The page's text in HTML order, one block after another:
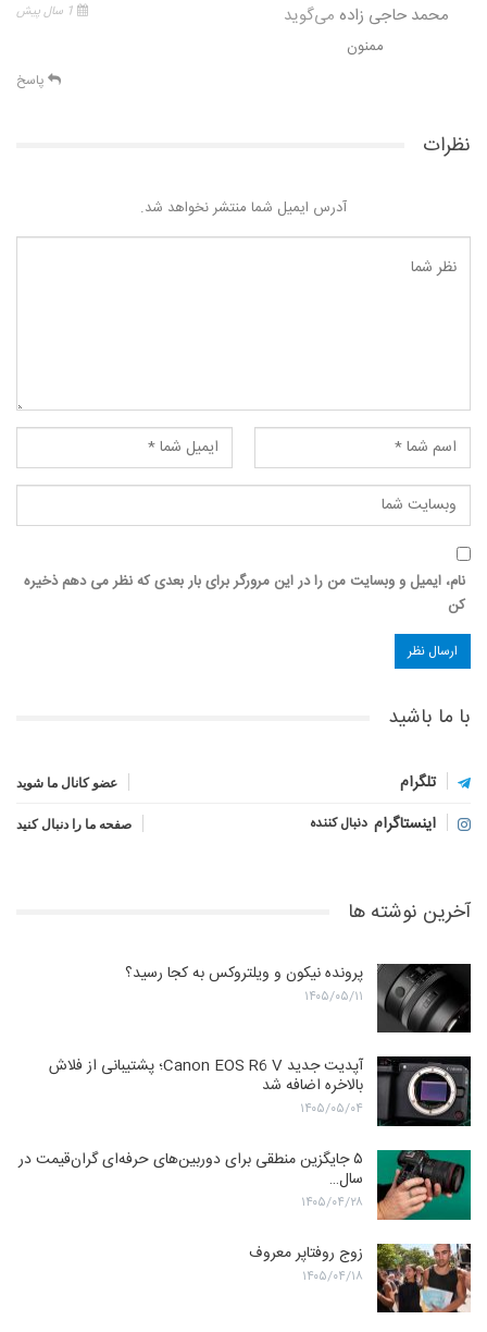
محمد حاجی زاده می‌گوید
ممنون
پاسخ
نظرات
آدرس ایمیل شما منتشر نخواهد شد.
نام، ایمیل و وبسایت من را در این مرورگر برای بار بعدی که نظر می دهم ذخیره
کن
با ما باشید
تلگرام عضو کانال ما شوید
اینستاگرام دنبال کننده صفحه ما را دنبال کنید
آخرین نوشته ها
پرونده نیکون و ویلتروکس به کجا رسید؟
۱۴۰۵/۰۵/۱۱
آپدیت جدید Canon EOS R6 V؛ پشتیبانی از فلاش
بالاخره اضافه شد
۱۴۰۵/۰۵/۰۴
۵ جایگزین منطقی برای دوربین‌های حرفه‌ای گران‌قیمت در
سال…
۱۴۰۵/۰۴/۲۸
زوج روفتاپر معروف
۱۴۰۵/۰۴/۱۸